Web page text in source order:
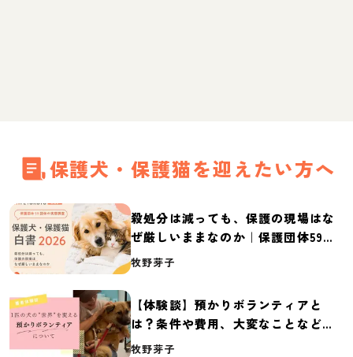
保護犬・保護猫を迎えたい方へ
殺処分は減っても、保護の現場はな
ぜ厳しいままなのか｜保護団体59団
体の実態調査【保護犬・保護猫白書
牧野芽子
【体験談】預かりボランティアと
は？条件や費用、大変なことなど紹
介
牧野芽子